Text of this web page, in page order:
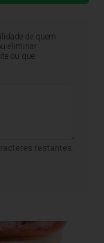
de quem
eliminar
ou que
restantes.